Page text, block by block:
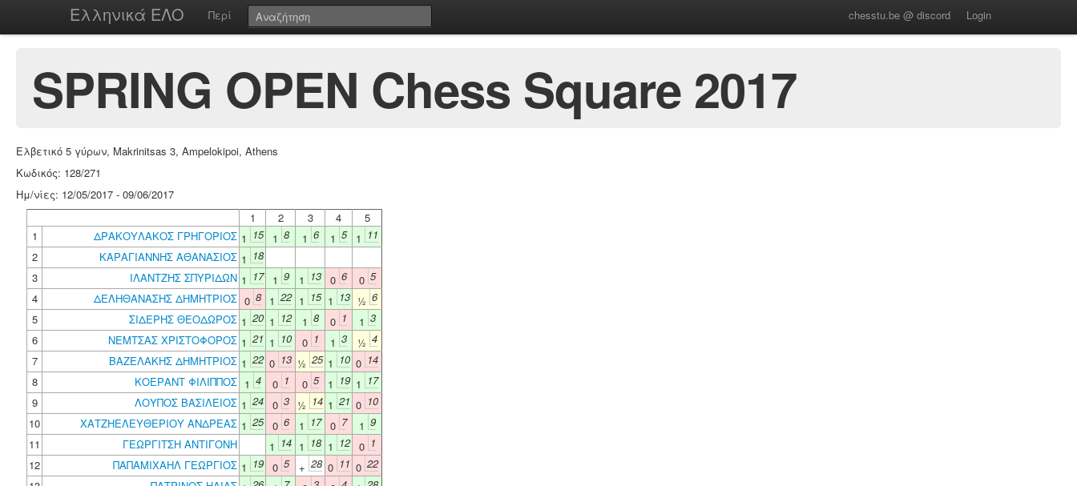
Ελληνικά ΕΛΟ Περί chesstu.be @ discord Login
SPRING OPEN Chess Square 2017
Ελβετικό 5 γύρων, Makrinitsas 3, Ampelokipoi, Athens
Κωδικός: 128/271
Ημ/νίες: 12/05/2017 - 09/06/2017
1
2 3 4
5
1
ΔΡΑΚΟΥΛΑΚΟΣ ΓΡΗΓΟΡΙΟΣ 1 15 1 8 1 6 1 5 1 11
2
ΚΑΡΑΓΙΑΝΝΗΣ ΑΘΑΝΑΣΙΟΣ 1 18
3
ΙΛΑΝΤΖΗΣ ΣΠΥΡΙΔΩΝ 1 17 1 9 1 13 0 6 0 5
4
ΔΕΛΗΘΑΝΑΣΗΣ ΔΗΜΗΤΡΙΟΣ 0 8 1 22 1 15 1 13 ½ 6
5
ΣΙΔΕΡΗΣ ΘΕΟΔΩΡΟΣ 1 20 1 12 1 8 0 1 1 3
6
ΝΕΜΤΣΑΣ ΧΡΙΣΤΟΦΟΡΟΣ 1 21 1 10 0 1 1 3 ½ 4
7
ΒΑΖΕΛΑΚΗΣ ΔΗΜΗΤΡΙΟΣ 1 22 0 13 ½ 25 1 10 0 14
8
ΚΟΕΡΑΝΤ ΦΙΛΙΠΠΟΣ 1 4 0 1 0 5 1 19 1 17
9
ΛΟΥΠΟΣ ΒΑΣΙΛΕΙΟΣ 1 24 0 3 ½ 14 1 21 0 10
10
ΧΑΤΖΗΕΛΕΥΘΕΡΙΟΥ ΑΝΔΡΕΑΣ 1 25 0 6 1 17 0 7 1 9
11
ΓΕΩΡΓΙΤΣΗ ΑΝΤΙΓΟΝΗ 1 14 1 18 1 12 0 1
12
ΠΑΠΑΜΙΧΑΗΛ ΓΕΩΡΓΙΟΣ 1 19 0 5 + 28 0 11 0 22